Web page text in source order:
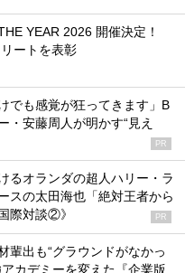
YEAR 2026 開催決定！
ートを表彰
でも感覚が狂ってきます」B
・安藤周人が明かす“見え
PR
るオランダの超人ハリー・ラ
スの太田海也「絶対王者から
際対談②》
PR
輩出も“グラウンドがなかっ
カデミーを変えた『企業版